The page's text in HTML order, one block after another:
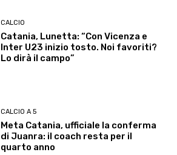
CALCIO
Catania, Lunetta: “Con Vicenza e
Inter U23 inizio tosto. Noi favoriti?
Lo dirà il campo”
CALCIO A 5
Meta Catania, ufficiale la conferma
di Juanra: il coach resta per il
quarto anno